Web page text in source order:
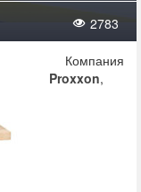
2783
Компания
Proxxon,